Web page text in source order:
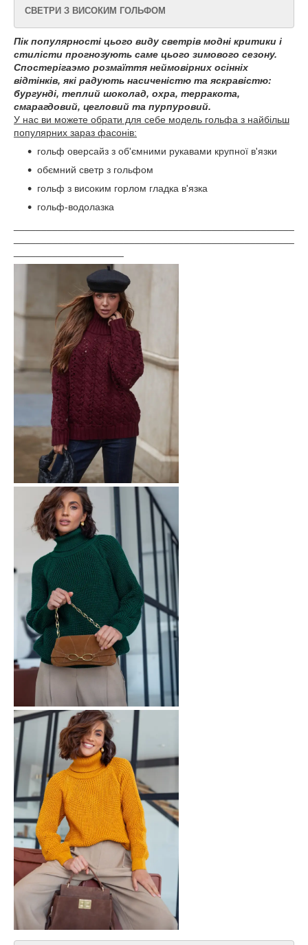
СВЕТРИ З ВИСОКИМ ГОЛЬФОМ
Пік популярності цього виду светрів модні критики і
стилісти прогнозують саме цього зимового сезону.
Спостерігаэмо розмаїття неймовірних осінніх
відтінків, які радують насиченістю та яскравістю:
бургунді, теплий шоколад, охра, терракота,
смарагдовий, цегловий та пурпуровий.
У нас ви можете обрати для себе модель гольфа з найбільш
популярних зараз фасонів:
гольф оверсайз з об'ємними рукавами крупної в'язки
обємний светр з гольфом
гольф з високим горлом гладка в'язка
гольф-водолазка